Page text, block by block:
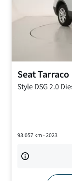
SeatTarraco
Style DSG2.0
93.057km - 2023